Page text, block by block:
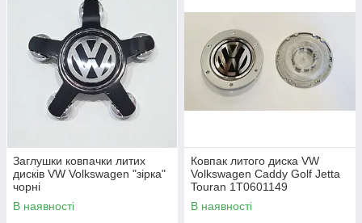
Заглушки ковпачки литих
дисків VW Volkswagen "зірка"
чорні
В наявності
Ковпак литого диска VW
Volkswagen Caddy Golf Jetta
Touran 1T0601149
В наявності